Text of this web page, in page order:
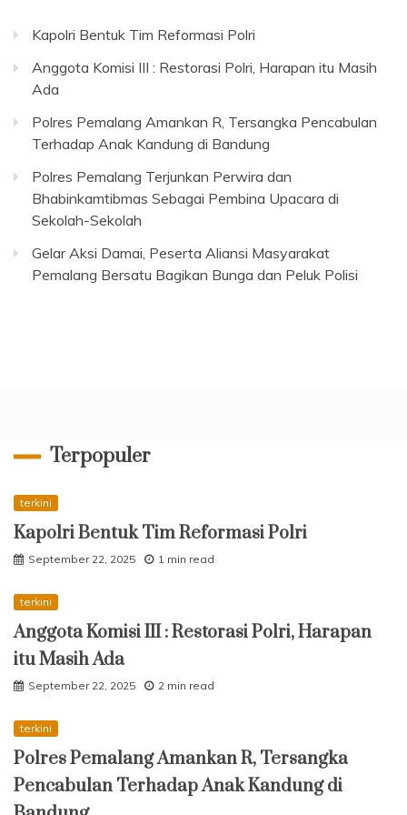
Kapolri Bentuk Tim Reformasi Polri
Anggota Komisi III : Restorasi Polri, Harapan itu Masih
Ada
Polres Pemalang Amankan R, Tersangka Pencabulan
Terhadap Anak Kandung di Bandung
Polres Pemalang Terjunkan Perwira dan
Bhabinkamtibmas Sebagai Pembina Upacara di
Sekolah-Sekolah
Gelar Aksi Damai, Peserta Aliansi Masyarakat
Pemalang Bersatu Bagikan Bunga dan Peluk Polisi
Terpopuler
terkini
Kapolri Bentuk Tim Reformasi Polri
September 22, 2025 1 min read
terkini
Anggota Komisi III : Restorasi Polri, Harapan
itu Masih Ada
September 22, 2025 2 min read
terkini
Polres Pemalang Amankan R, Tersangka
Pencabulan Terhadap Anak Kandung di